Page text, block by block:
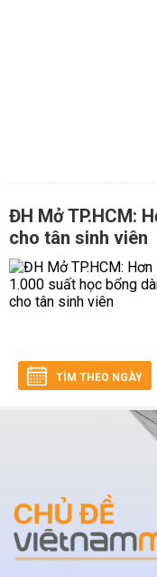
ĐH Mở TP.HCM:
cho tân sinh viên
TÌM THEO NGÀY